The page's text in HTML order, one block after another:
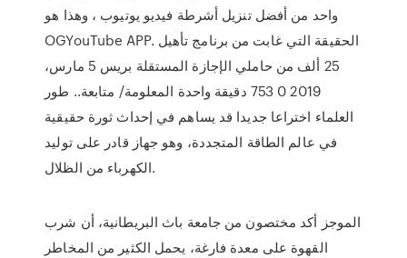
واحد من أفضل تنزيل أشرطة فيديو يوتيوب ، وهذا هو
OGYouTube APP. الحقيقة التي غابت من برنامج تأهيل
25 ألف من حاملي الإجازة المستقلة بريس 5 مارس،
2019 0 753 دقيقة واحدة المعلومة/ متابعة.. طور
العلماء اختراعا جديدا قد يساهم في إحداث ثورة حقيقية
في عالم الطاقة المتجددة، وهو جهاز قادر على توليد
الكهرباء من الظلال.
الموجز أكد مختصون من جامعة باث البريطانية، أن شرب
القهوة على معدة فارغة، يحمل الكثير من المخاطر